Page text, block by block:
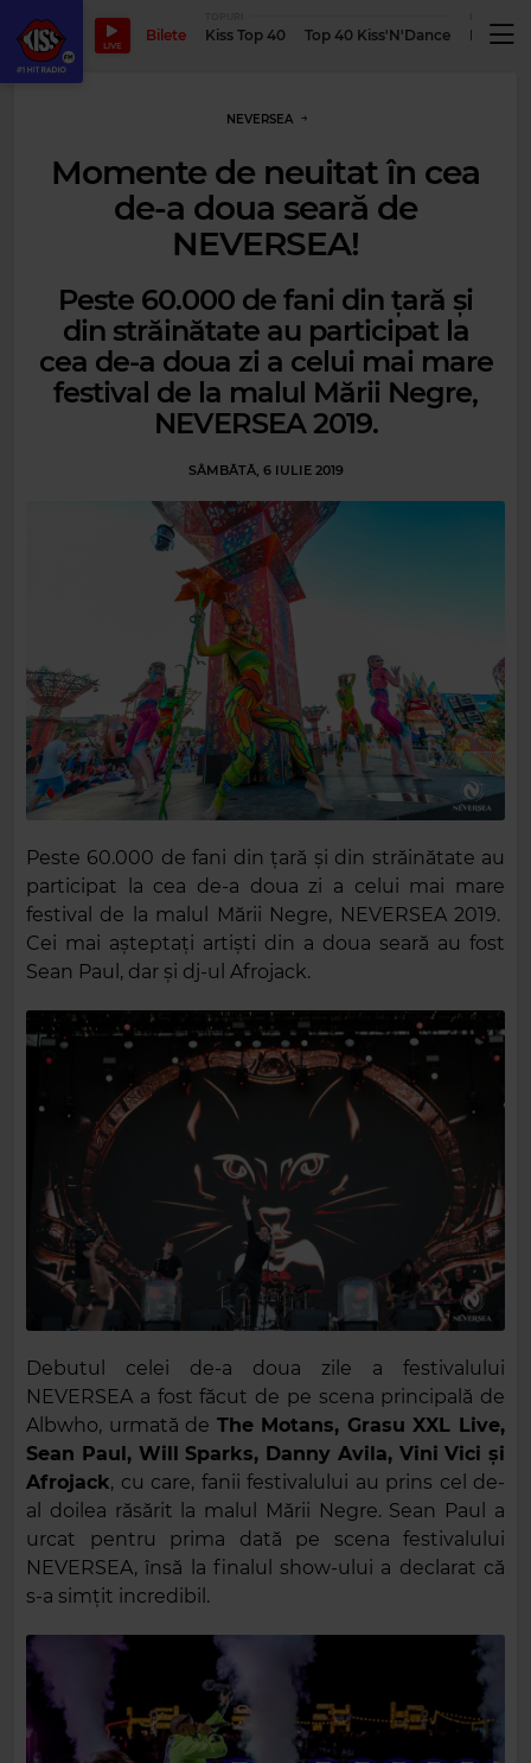
LIVE
Bilete Kiss Top 40 Top 40 Kiss'N'Dance
NEVERSEA
Momente de neuitat în cea
de-a doua seară de
NEVERSEA!
Peste 60.000 de fani din țară și
din străinătate au participat la
cea de-a doua zi a celui mai mare
festival de la malul Mării Negre,
NEVERSEA 2019.
SÂMBĂTĂ, 6 IULIE 2019
Peste 60.000 de fani din țară și din străinătate au
participat la cea de-a doua zi a celui mai mare
festival de la malul Mării Negre, NEVERSEA 2019.
Cei mai așteptați artiști din a doua seară au fost
Sean Paul, dar și dj-ul Afrojack.
Debutul celei de-a doua zile a festivalului
NEVERSEA a fost făcut de pe scena principală de
Albwho, urmată de The Motans, Grasu XXL Live,
Sean Paul, Will Sparks, Danny Avila, Vini Vici și
Afrojack, cu care, fanii festivalului au prins cel de-
al doilea răsărit la malul Mării Negre. Sean Paul a
urcat pentru prima dată pe scena festivalului
NEVERSEA, însă la finalul show-ului a declarat că
s-a simțit incredibil.